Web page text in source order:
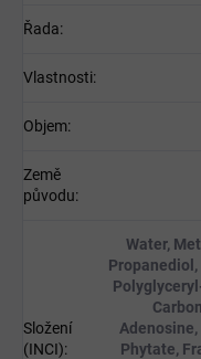
Řada:
Vlastnosti:
Objem:
Země
původu:
Složení
(INCI):
Water,
Phytate,